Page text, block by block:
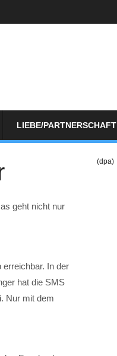
LIEBE/PARTNERSCHAFT
(dpa)
geht nicht nur
In der
hat die SMS
Nur mit dem